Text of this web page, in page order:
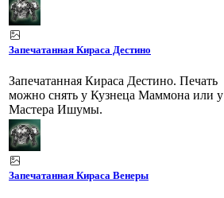
Запечатанная Кираса Дестино
Запечатанная Кираса Дестино. Печать
можно снять у Кузнеца Маммона или у
Мастера Ишумы.
Запечатанная Кираса Венеры